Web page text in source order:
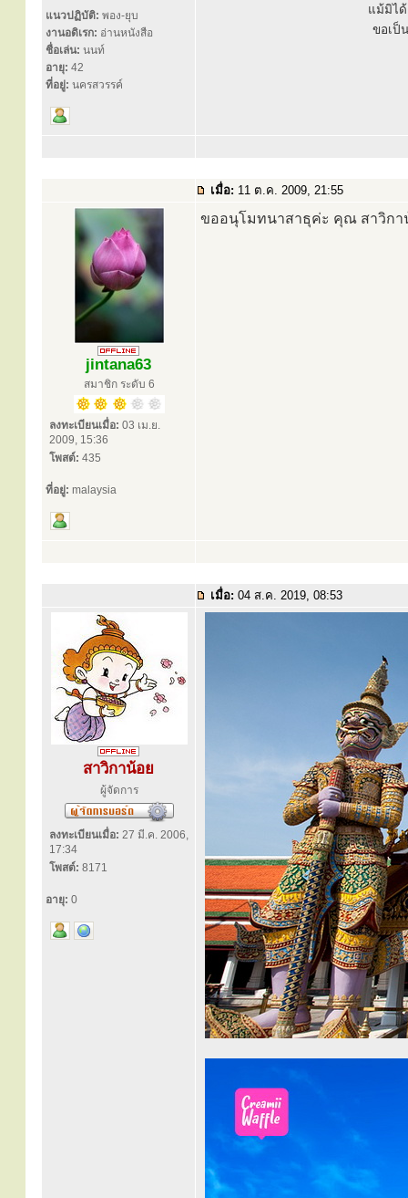
แนวปฏิบัติ: พอง-ยุบ
งานอดิเรก: อ่านหนังสือ
ชื่อเล่น: นนท์
อายุ: 42
ที่อยู่: นครสวรรค์
แม้มิได้
ขอเป็
เมื่อ: 11 ต.ค. 2009, 21:55
jintana63
สมาชิก ระดับ 6
ลงทะเบียนเมื่อ: 03 เม.ย.
2009, 15:36
โพสต์: 435
ที่อยู่: malaysia
ขออนุโมทนาสาธุค่ะ คุณ สาวิก
เมื่อ: 04 ส.ค. 2019, 08:53
สาวิกาน้อย
ผู้จัดการ
ลงทะเบียนเมื่อ: 27 มี.ค. 2006,
17:34
โพสต์: 8171
อายุ: 0